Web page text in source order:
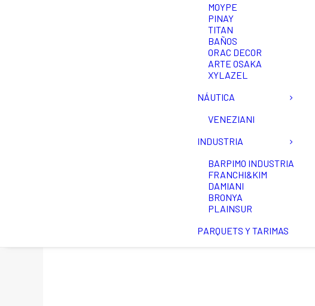
MOYPE
PINAY
TITAN
BAÑOS
ORAC DECOR
ARTE OSAKA
XYLAZEL
NÁUTICA
VENEZIANI
INDUSTRIA
BARPIMO INDUSTRIA
FRANCHI&KIM
DAMIANI
BRONYA
PLAINSUR
PARQUETS Y TARIMAS